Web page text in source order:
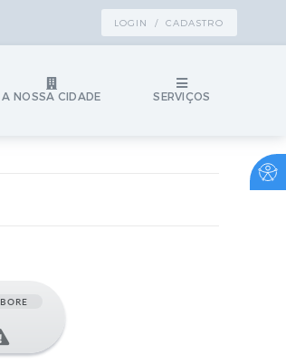
LOGIN / CADASTRO
A NOSSA CIDADE SERVIÇOS